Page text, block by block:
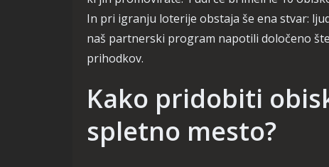
In pri igranju loterije obstaja še ena stvar:
naš partnerski program napotili določeno
prihodkov.
Kako pridobiti
spletno mesto?